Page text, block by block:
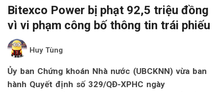
Bitexco Power bị phạt 92,5 triệu đồng
vì vi phạm công bố thông tin trái phiếu
Huy Tùng
Ủy ban Chứng khoán Nhà nước (UBCKNN) vừa ban
hành Quyết định số 329/QĐ-XPHC ngày